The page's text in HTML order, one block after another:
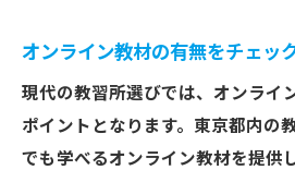
オンライン教材の有無をチェッ
現代の教習所選びでは、オンライ
ポイントとなります。東京都内の
でも学べるオンライン教材を提供